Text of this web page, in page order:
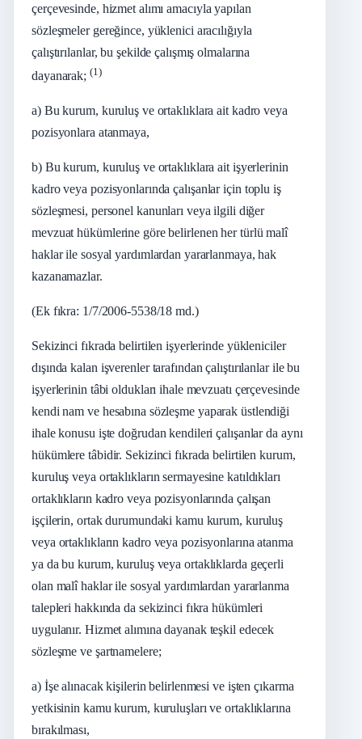
çerçevesinde, hizmet alımı amacıyla yapılan
sözleşmeler gereğince, yüklenici aracılığıyla
çalıştırılanlar, bu şekilde çalışmış olmalarına
dayanarak; (1)
a) Bu kurum, kuruluş ve ortaklıklara ait kadro veya
pozisyonlara atanmaya,
b) Bu kurum, kuruluş ve ortaklıklara ait işyerlerinin
kadro veya pozisyonlarında çalışanlar için toplu iş
sözleşmesi, personel kanunları veya ilgili diğer
mevzuat hükümlerine göre belirlenen her türlü malî
haklar ile sosyal yardımlardan yararlanmaya, hak
kazanamazlar.
(Ek fıkra: 1/7/2006-5538/18 md.)
Sekizinci fıkrada belirtilen işyerlerinde yükleniciler
dışında kalan işverenler tarafından çalıştırılanlar ile bu
işyerlerinin tâbi oldukları ihale mevzuatı çerçevesinde
kendi nam ve hesabına sözleşme yaparak üstlendiği
ihale konusu işte doğrudan kendileri çalışanlar da aynı
hükümlere tâbidir. Sekizinci fıkrada belirtilen kurum,
kuruluş veya ortaklıkların sermayesine katıldıkları
ortaklıkların kadro veya pozisyonlarında çalışan
işçilerin, ortak durumundaki kamu kurum, kuruluş
veya ortaklıkların kadro veya pozisyonlarına atanma
ya da bu kurum, kuruluş veya ortaklıklarda geçerli
olan malî haklar ile sosyal yardımlardan yararlanma
talepleri hakkında da sekizinci fıkra hükümleri
uygulanır. Hizmet alımına dayanak teşkil edecek
sözleşme ve şartnamelere;
a) İşe alınacak kişilerin belirlenmesi ve işten çıkarma
yetkisinin kamu kurum, kuruluşları ve ortaklıklarına
bırakılması,